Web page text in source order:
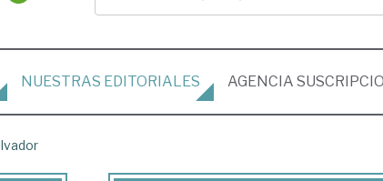
NUESTRAS EDITORIALES AGENCIA